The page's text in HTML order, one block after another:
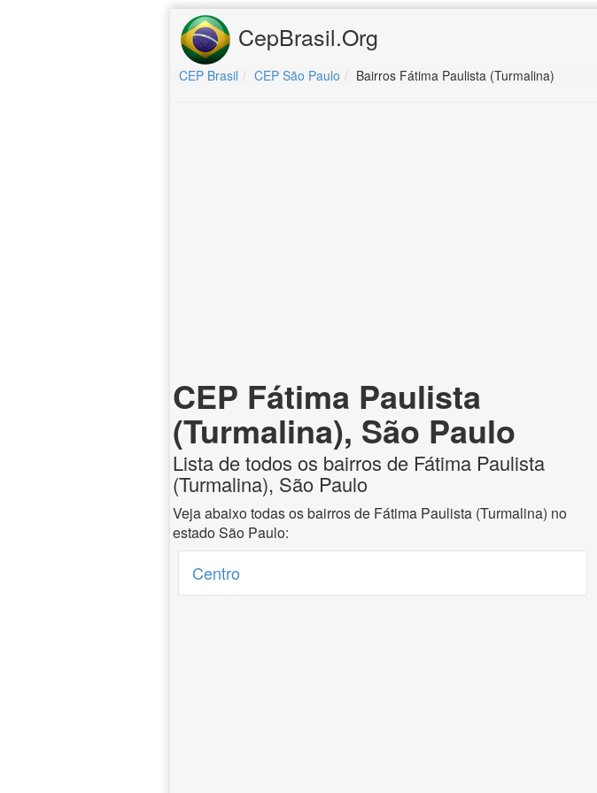
CepBrasil.Org
CEP Brasil CEP São Paulo Bairros Fátima Paulista (Turmalina)
CEP Fátima Paulista
(Turmalina), São Paulo
Lista de todos os bairros de Fátima Paulista
(Turmalina), São Paulo
Veja abaixo todas os bairros de Fátima Paulista (Turmalina) no
estado São Paulo:
Centro